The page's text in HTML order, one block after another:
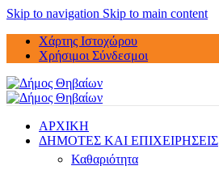
Skip to navigation Skip to main content
Χάρτης Ιστοχώρου
Χρήσιμοι Σύνδεσμοι
ΑΡΧΙΚΗ
ΔΗΜΟΤΕΣ ΚΑΙ ΕΠΙΧΕΙΡΗΣΕΙΣ
Καθαριότητα